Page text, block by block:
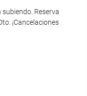
Reserva
¡Cancelaciones